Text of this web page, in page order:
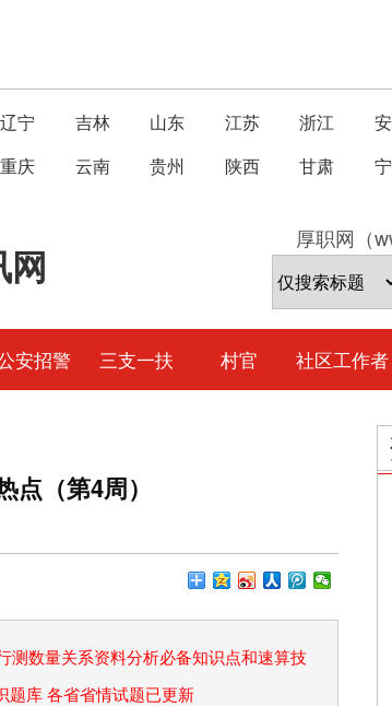
辽宁 吉林 山东 江苏 浙江
重庆 云南 贵州 陕西 甘肃
网
厚职网（
安招警 三支一扶 村官 社区工作者
（第4周）
测数量关系资料分析必备知识点和速算技
题库 各省省情试题已更新